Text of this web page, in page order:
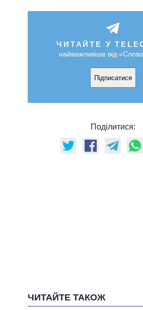
ЧИТАЙТЕ У
найважливіше від «Слово
Підписатися
Поділитися:
ЧИТАЙТЕ ТАКОЖ